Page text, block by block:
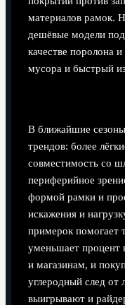
материалов рамок.
дешёвые модели
качестве поролона
мусора и быстрый
В ближайшие сезоны
трендов: более
совместимость со
периферийное
формой рамки и
искажения и
примерок помогает
уменьшает процент
и магазинам, и
углеродный след от
выигрывают и